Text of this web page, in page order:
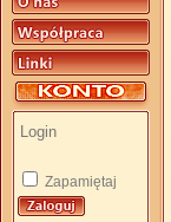
Zapamiętaj